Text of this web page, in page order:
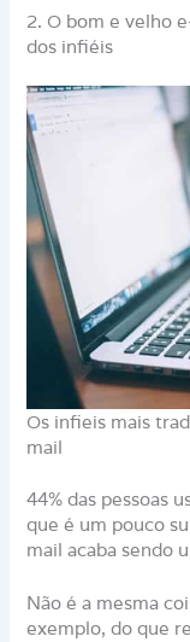
2. O bom e velho
dos infiéis
Os infieis mais
mail
44% das pessoas
que é um pouco
mail acaba sendo
Não é a mesma
exemplo, do que